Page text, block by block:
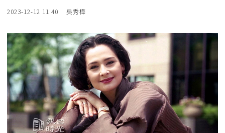
2023-12-12 11:40 吳秀樺